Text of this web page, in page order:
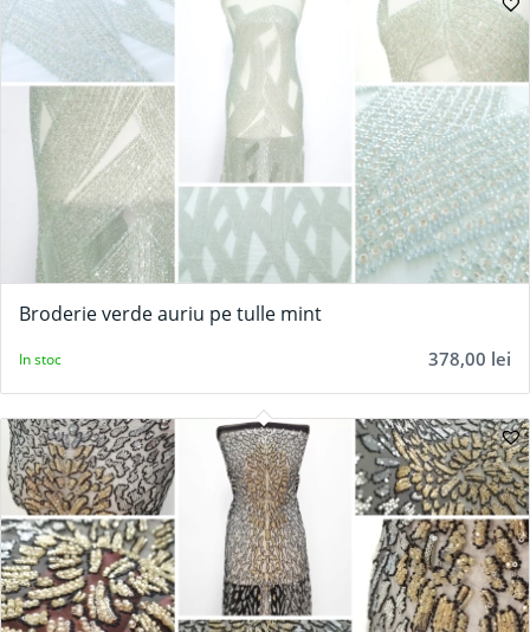
Broderie verde auriu pe tulle mint
378,00 lei
In stoc